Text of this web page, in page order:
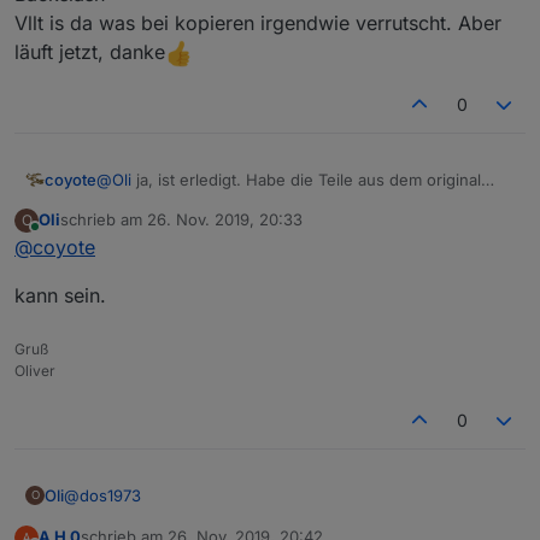
Vllt is da was bei kopieren irgendwie verrutscht. Aber
läuft jetzt, danke
0
coyote@Oli ja, ist erledigt. Habe die Teile aus dem original
Backslash
O
Online
Olischrieb am 26. Nov. 2019, 20:33
zuletzt editiert von
@coyote
kann sein.
Gruß
Oliver
0
O Oli@dos1973